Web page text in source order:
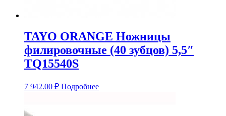
TAYO ORANGE Ножницы
филировочные (40 зубцов) 5,5″
TQ15540S
7 942.00 ₽ Подробнее